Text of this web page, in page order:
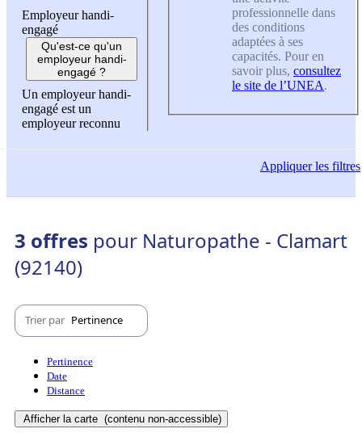
Employeur handi-
engagé
Qu'est-ce qu'un
employeur handi-
engagé ?
Un employeur handi-
engagé est un
employeur reconnu
professionnelle dans
des conditions
adaptées à ses
capacités. Pour en
savoir plus, consultez
le site de l’UNEA.
Appliquerles filtres
3 offres pour Naturopathe - Clamart
(92140)
Trier par Pertinence
Pertinence
Date
Distance
Afficher la carte (contenu non-accessible)